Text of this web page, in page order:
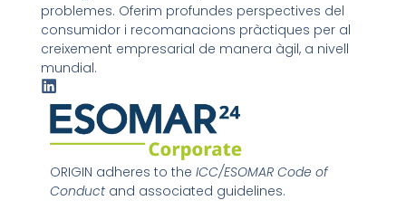
problemes. Oferim profundes perspectives del
consumidor i recomanacions pràctiques per al
creixement empresarial de manera àgil, a nivell
mundial.
L
i
n
k
e
d
n
ORIGIN adheres to the ICC/ESOMAR Code of
Conductand associated guidelines.